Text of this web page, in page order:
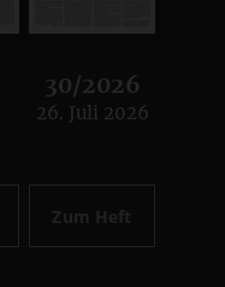
30/2026
:
26. Juli 2026
Zum Heft